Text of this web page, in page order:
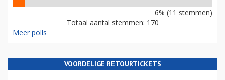
6% (11 stemmen)
Totaal aantal stemmen: 170
Meer polls
VOORDELIGE RETOURTICKETS